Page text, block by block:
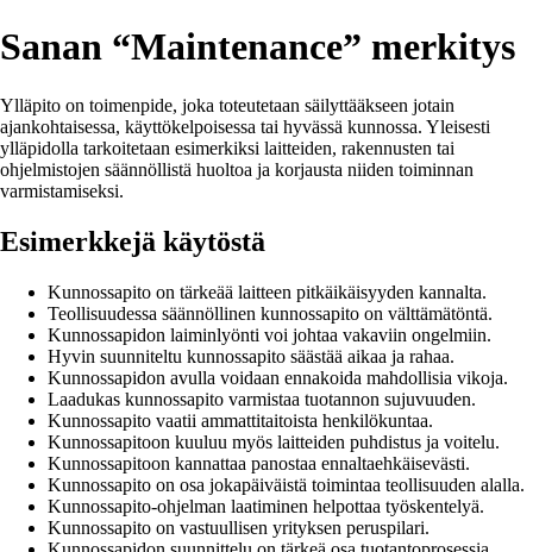
Sanan “Maintenance” merkitys
Ylläpito on toimenpide, joka toteutetaan säilyttääkseen jotain
ajankohtaisessa, käyttökelpoisessa tai hyvässä kunnossa. Yleisesti
ylläpidolla tarkoitetaan esimerkiksi laitteiden, rakennusten tai
ohjelmistojen säännöllistä huoltoa ja korjausta niiden toiminnan
varmistamiseksi.
Esimerkkejä käytöstä
Kunnossapito on tärkeää laitteen pitkäikäisyyden kannalta.
Teollisuudessa säännöllinen kunnossapito on välttämätöntä.
Kunnossapidon laiminlyönti voi johtaa vakaviin ongelmiin.
Hyvin suunniteltu kunnossapito säästää aikaa ja rahaa.
Kunnossapidon avulla voidaan ennakoida mahdollisia vikoja.
Laadukas kunnossapito varmistaa tuotannon sujuvuuden.
Kunnossapito vaatii ammattitaitoista henkilökuntaa.
Kunnossapitoon kuuluu myös laitteiden puhdistus ja voitelu.
Kunnossapitoon kannattaa panostaa ennaltaehkäisevästi.
Kunnossapito on osa jokapäiväistä toimintaa teollisuuden alalla.
Kunnossapito-ohjelman laatiminen helpottaa työskentelyä.
Kunnossapito on vastuullisen yrityksen peruspilari.